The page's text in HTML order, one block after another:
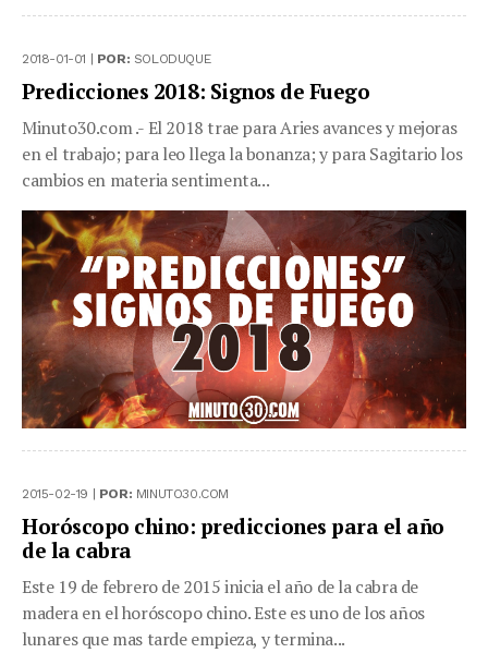
2018-01-01 | POR: SOLODUQUE
Predicciones 2018: Signos de Fuego
Minuto30.com .- El 2018 trae para Aries avances y mejoras
en el trabajo; para leo llega la bonanza; y para Sagitario los
cambios en materia sentimenta...
2015-02-19 | POR: MINUTO30.COM
Horóscopo chino: predicciones para el año
de la cabra
Este 19 de febrero de 2015 inicia el año de la cabra de
madera en el horóscopo chino. Este es uno de los años
lunares que mas tarde empieza, y termina...